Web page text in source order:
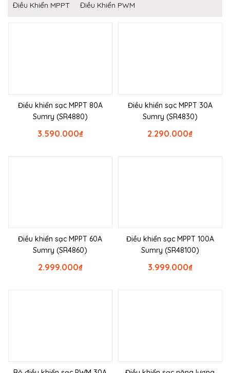
Điều Khiển MPPT Điều Khiển PWM
Điều khiển sạc MPPT 80A
Sumry (SR4880)
₫
3.590.000
Điều khiển sạc MPPT 30A
Sumry (SR4830)
₫
2.290.000
Điều khiển sạc MPPT 60A
Sumry (SR4860)
₫
2.999.000
Điều khiển sạc MPPT 100A
Sumry (SR48100)
₫
3.999.000